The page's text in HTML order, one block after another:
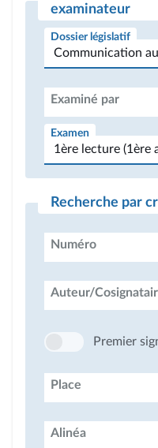
examinateur
Dossier législatif
Examiné par
Examen
Recherche par
Numéro
Auteur/
Premier
Place
Alinéa